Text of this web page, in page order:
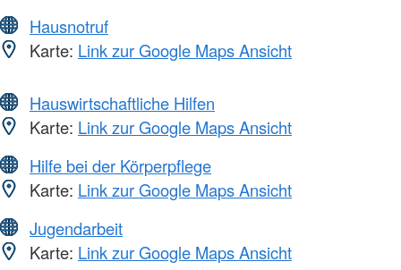
Hausnotruf
Karte: Link zur Google Maps Ansicht
Hauswirtschaftliche Hilfen
Karte: Link zur Google Maps Ansicht
Hilfe bei der Körperpflege
Karte: Link zur Google Maps Ansicht
Jugendarbeit
Karte: Link zur Google Maps Ansicht